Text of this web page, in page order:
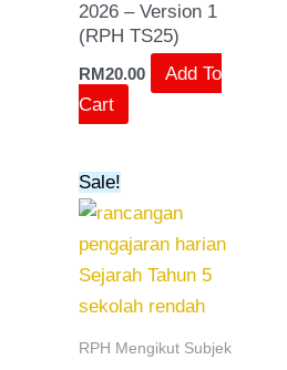
2026 – Version 1
(RPH TS25)
RM20.00
Add To
Cart
Sale!
RPH Mengikut Subjek
was:
RM30.00.RM25.00.